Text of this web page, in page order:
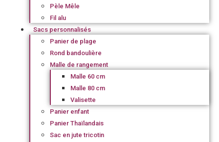
Pèle Mêle
Fil alu
Sacs personnalisés
Panier de plage
Rond bandoulière
Malle de rangement
Malle 60 cm
Malle 80 cm
Valisette
Panier enfant
Panier Thaïlandais
Sac en jute tricotin